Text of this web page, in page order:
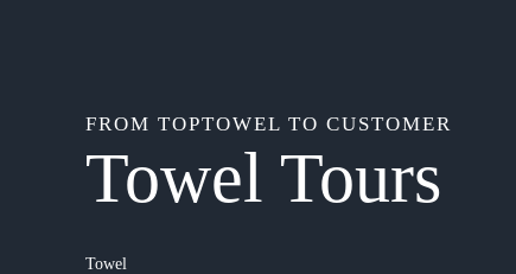
FROM TOPTOWEL TO CUSTOMER
Towel Tours
Towel